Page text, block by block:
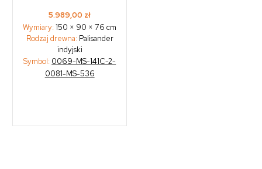
5.989,00 zł
Wymiary:150 × 90 × 76 cm
Rodzaj drewna: Palisander
indyjski
Symbol: 0069-MS-141C-2-
0081-MS-536